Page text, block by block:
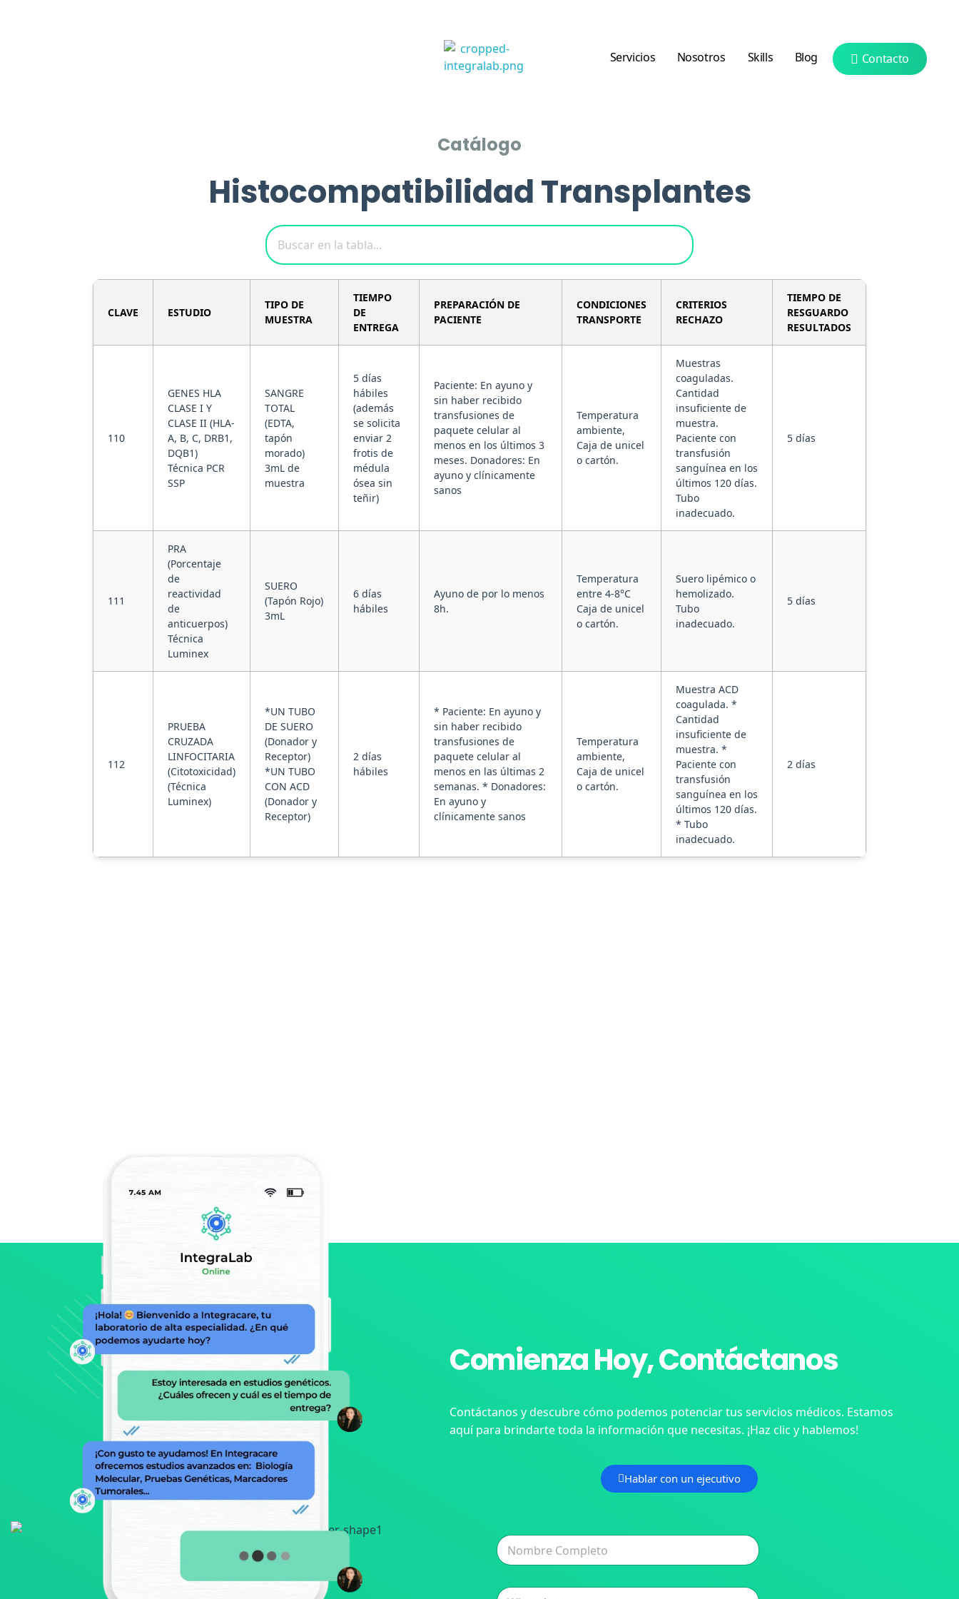
Servicios Nosotros Skills Blog Contacto
Catálogo
Histocompatibilidad Transplantes
CLAVE ESTUDIO
TIPO DE
MUESTRA
TIEMPO
DE
ENTREGA
PREPARACIÓN DE
PACIENTE
CONDICIONES
TRANSPORTE
CRITERIOS
RECHAZO
TIEMPO DE
RESGUARDO
RESULTADOS
110
GENES HLA
CLASE I Y
CLASE II (HLA-
A, B, C, DRB1,
DQB1)
Técnica PCR
SSP
SANGRE
TOTAL
(EDTA,
tapón
morado)
3mL de
muestra
5 días
hábiles
(además
se solicita
enviar 2
frotis de
médula
ósea sin
teñir)
Paciente: En ayuno y
sin haber recibido
transfusiones de
paquete celular al
menos en los últimos 3
meses. Donadores: En
ayuno y clínicamente
sanos
Temperatura
ambiente,
Caja de unicel
o cartón.
Muestras
coaguladas.
Cantidad
insuficiente de
muestra.
Paciente con
transfusión
sanguínea en los
últimos 120 días.
Tubo
inadecuado.
5 días
111
PRA
(Porcentaje
de
reactividad
de
anticuerpos)
Técnica
Luminex
SUERO
(Tapón Rojo)
3mL
6 días
hábiles
Ayuno de por lo menos
8h.
Temperatura
entre 4-8°C
Caja de unicel
o cartón.
Suero lipémico o
hemolizado.
Tubo
inadecuado.
5 días
112
PRUEBA
CRUZADA
LINFOCITARIA
(Citotoxicidad)
(Técnica
Luminex)
*UN TUBO
DE SUERO
(Donador y
Receptor)
*UN TUBO
CON ACD
(Donador y
Receptor)
2 días
hábiles
* Paciente: En ayuno y
sin haber recibido
transfusiones de
paquete celular al
menos en las últimas 2
semanas. * Donadores:
En ayuno y
clínicamente sanos
Temperatura
ambiente,
Caja de unicel
o cartón.
Muestra ACD
coagulada. *
Cantidad
insuficiente de
muestra. *
Paciente con
transfusión
sanguínea en los
últimos 120 días.
* Tubo
inadecuado.
2 días
Comienza Hoy, Contáctanos
Contáctanos y descubre cómo podemos potenciar tus servicios médicos. Estamos
aquí para brindarte toda la información que necesitas. ¡Haz clic y hablemos!
Hablar con un ejecutivo
N
o
m
rw